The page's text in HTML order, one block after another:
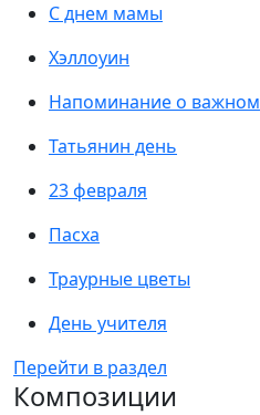
С днем мамы
Хэллоуин
Напоминание о важном
Татьянин день
23 февраля
Пасха
Траурные цветы
День учителя
Перейти в раздел
Композиции